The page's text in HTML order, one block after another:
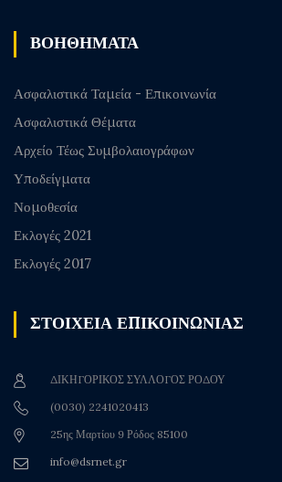
ΒΟΗΘΗΜΑΤΑ
Ασφαλιστικά Ταμεία - Επικοινωνία
Ασφαλιστικά Θέματα
Αρχείο Τέως Συμβολαιογράφων
Υποδείγματα
Νομοθεσία
Εκλογές 2021
Εκλογές 2017
ΣΤΟΙΧΕΙΑ ΕΠΙΚΟΙΝΩΝΙΑΣ
ΔΙΚΗΓΟΡΙΚΟΣ ΣΥΛΛΟΓΟΣ ΡΟΔΟΥ
(0030) 2241020413
25ης Μαρτίου 9 Ρόδος 85100
info@dsrnet.gr